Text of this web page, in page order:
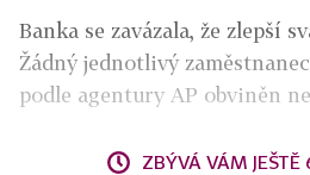
Banka se zavázala, že zlepší
Žádný jednotlivý
podle agentury AP obviněn
ZBÝVÁ VÁM